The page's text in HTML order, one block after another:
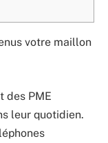
votre maillon
des PME
leur quotidien.